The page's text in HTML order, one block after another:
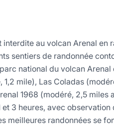
interdite au volcan Arenal
sentiers de randonnée
national du volcan
mile), Las Coladas
1968 (modéré, 2,5 miles
3 heures, avec
meilleures randonnées se